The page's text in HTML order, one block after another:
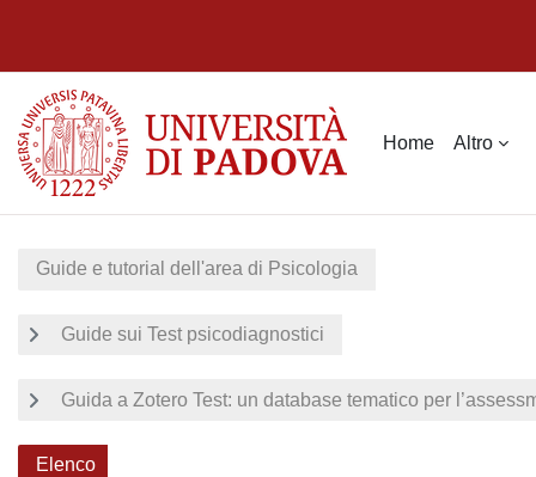
Home Altro
Guide e tutorial dell'area di Psicologia
Guide sui Test psicodiagnostici
Guida a Zotero Test: un database tematico per
Elenco